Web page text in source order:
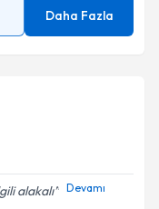
Daha Fazla
alakalı Devamı